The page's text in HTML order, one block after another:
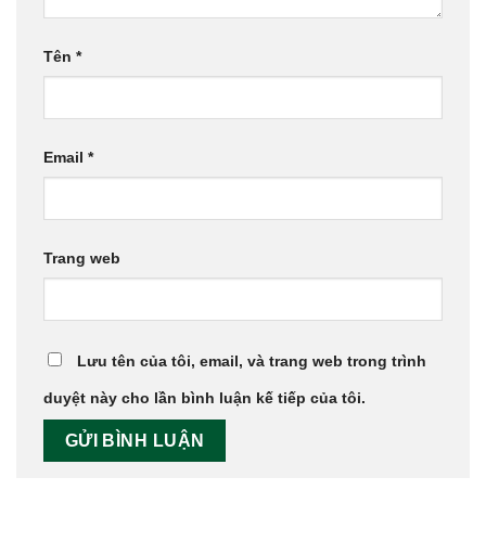
Tên *
Email *
Trang web
Lưu tên của tôi, email, và trang web trong trình
duyệt này cho lần bình luận kế tiếp của tôi.